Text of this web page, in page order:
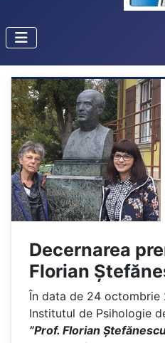
Decernarea
Florian
În data de 24 octombrie
Institutul de Psihologie
”Prof. Florian